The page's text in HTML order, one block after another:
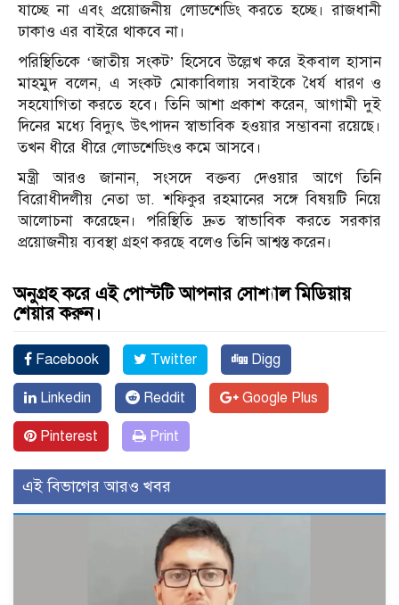
যাচ্ছে না এবং প্রয়োজনীয় লোডশেডিং করতে হচ্ছে। রাজধানী
ঢাকাও এর বাইরে থাকবে না।
পরিস্থিতিকে ‘জাতীয় সংকট’ হিসেবে উল্লেখ করে ইকবাল হাসান
মাহমুদ বলেন, এ সংকট মোকাবিলায় সবাইকে ধৈর্য ধারণ ও
সহযোগিতা করতে হবে। তিনি আশা প্রকাশ করেন, আগামী দুই
দিনের মধ্যে বিদ্যুৎ উৎপাদন স্বাভাবিক হওয়ার সম্ভাবনা রয়েছে।
তখন ধীরে ধীরে লোডশেডিংও কমে আসবে।
মন্ত্রী আরও জানান, সংসদে বক্তব্য দেওয়ার আগে তিনি
বিরোধীদলীয় নেতা ডা. শফিকুর রহমানের সঙ্গে বিষয়টি নিয়ে
আলোচনা করেছেন। পরিস্থিতি দ্রুত স্বাভাবিক করতে সরকার
প্রয়োজনীয় ব্যবস্থা গ্রহণ করছে বলেও তিনি আশ্বস্ত করেন।
অনুগ্রহ করে এই পোস্টটি আপনার সোশ্যাল মিডিয়ায়
শেয়ার করুন।
Facebook Twitter Digg
Linkedin Reddit Google Plus
Pinterest Print
এই বিভাগের আরও খবর